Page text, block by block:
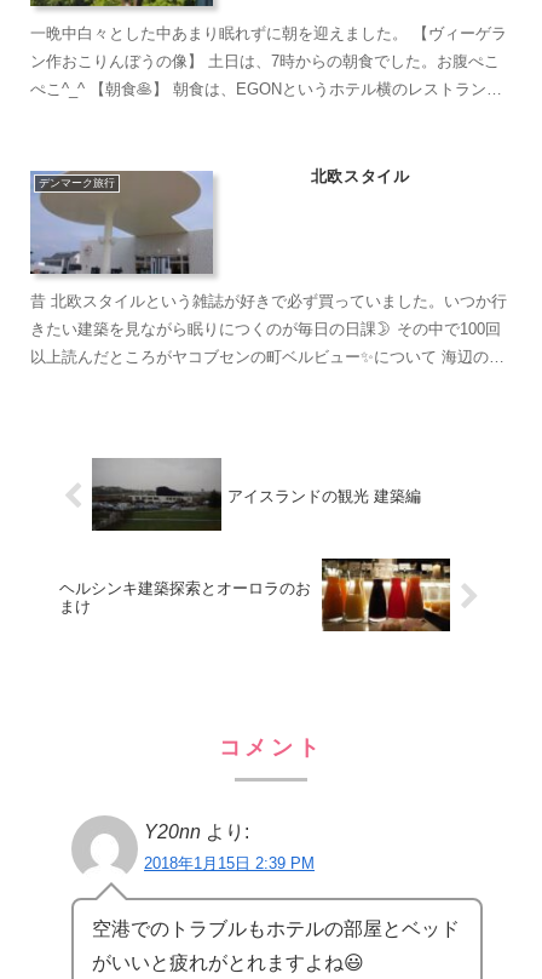
一晩中白々とした中あまり眠れずに朝を迎えました。 【ヴィーゲラ
ン作おこりんぼうの像】 土日は、7時からの朝食でした。お腹ぺこ
ぺこ^_^ 【朝食🥞】 朝食は、EGONというホテル横のレストランで
デンマーク旅行 北欧スタイル
昔 北欧スタイルという雑誌が好きで必ず買っていました。いつか行
きたい建築を見ながら眠りにつくのが毎日の日課🌛 その中で100回
以上読んだところがヤコブセンの町ベルビュー✨について 海辺の美
アイスランドの観光 建築編
ヘルシンキ建築探索とオーロラのお
まけ
コメント
Y20nn より:
2018年1月15日 2:39 PM
空港でのトラブルもホテルの部屋とベッド
がいいと疲れがとれますよね😃